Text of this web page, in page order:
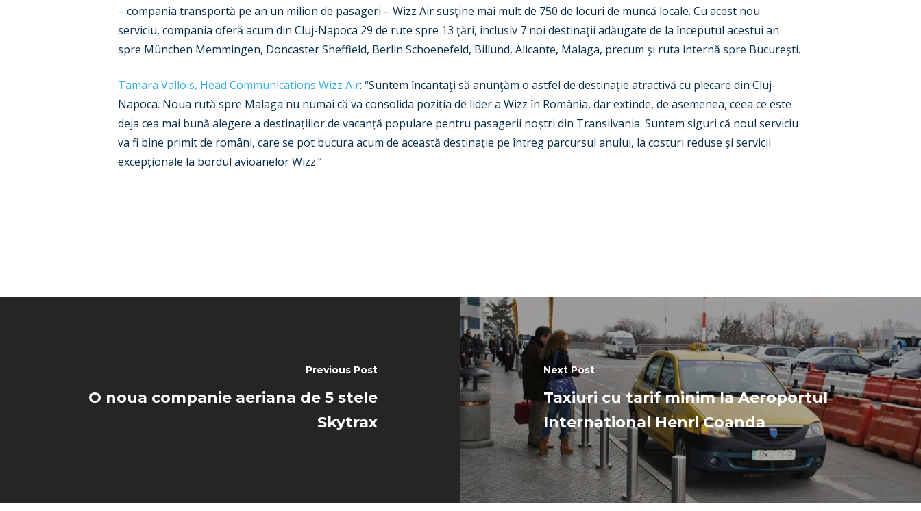
– compania transportă pe an un milion de pasageri – Wizz Air susţine mai mult de 750 de locuri de muncă locale. Cu acest nou
serviciu, compania oferă acum din Cluj-Napoca 29 de rute spre 13 ţări, inclusiv 7 noi destinaţii adăugate de la începutul acestui an
spre München Memmingen, Doncaster Sheffield, Berlin Schoenefeld, Billund, Alicante, Malaga, precum şi ruta internă spre Bucureşti.
Tamara Vallois, Head Communications Wizz Air: “Suntem încantaţi să anunţăm o astfel de destinație atractivă cu plecare din Cluj-
Napoca. Noua rută spre Malaga nu numai că va consolida poziția de lider a Wizz în România, dar extinde, de asemenea, ceea ce este
deja cea mai bună alegere a destinațiilor de vacanță populare pentru pasagerii noștri din Transilvania. Suntem siguri că noul serviciu
va fi bine primit de români, care se pot bucura acum de această destinaţie pe întreg parcursul anului, la costuri reduse și servicii
excepționale la bordul avioanelor Wizz.”
Previous Post
O noua companie aeriana de 5 stele
Skytrax
Next Post
Taxiuri cu tarif minim la Aeroportul
International Henri Coanda